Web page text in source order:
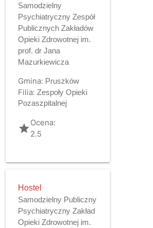
Samodzielny
Psychiatryczny Zespół
Publicznych Zakładów
Opieki Zdrowotnej im.
prof. dr Jana
Mazurkiewicza
Gmina: Pruszków
Filia: Zespoły Opieki
Pozaszpitalnej
gradeOcena:
2.5
Hostel
Samodzielny Publiczny
Psychiatryczny Zakład
Opieki Zdrowotnej im.